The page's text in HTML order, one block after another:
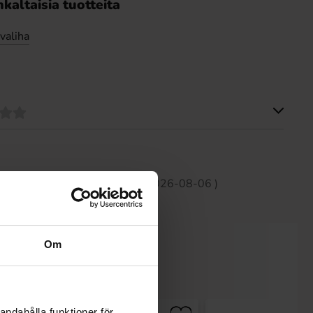
Om
tuotteita
päivän aikana on4.99 EUR (2026-08-06 )